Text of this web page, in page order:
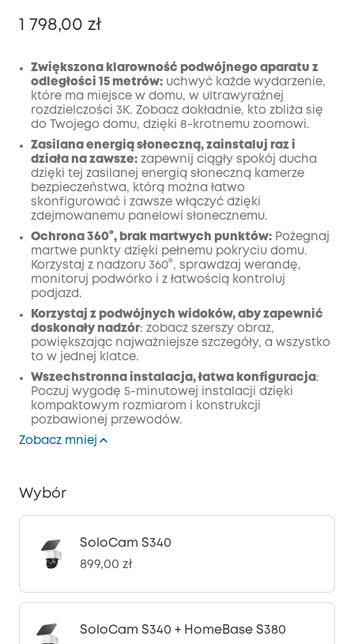
1 798,00 zł
Wyłączony
Kod:
KOPIA
Zwiększona klarowność podwójnego aparatu z
odległości 15 metrów: uchwyć każde wydarzenie,
które ma miejsce w domu, w ultrawyraźnej
rozdzielczości 3K. Zobacz dokładnie, kto zbliża się
do Twojego domu, dzięki 8-krotnemu zoomowi.
Zasilana energią słoneczną, zainstaluj raz i
działa na zawsze: zapewnij ciągły spokój ducha
dzięki tej zasilanej energią słoneczną kamerze
bezpieczeństwa, którą można łatwo
skonfigurować i zawsze włączyć dzięki
zdejmowanemu panelowi słonecznemu.
Ochrona 360°, brak martwych punktów: Pożegnaj
martwe punkty dzięki pełnemu pokryciu domu.
Korzystaj z nadzoru 360°, sprawdzaj werandę,
monitoruj podwórko i z łatwością kontroluj
podjazd.
Korzystaj z podwójnych widoków, aby zapewnić
doskonały nadzór: zobacz szerszy obraz,
powiększając najważniejsze szczegóły, a wszystko
to w jednej klatce.
Wszechstronna instalacja, łatwa konfiguracja :
Poczuj wygodę 5-minutowej instalacji dzięki
kompaktowym rozmiarom i konstrukcji
pozbawionej przewodów.
Zobacz mniej
Wybór
SoloCam S340
899,00 zł
SoloCam S340 + HomeBase S380